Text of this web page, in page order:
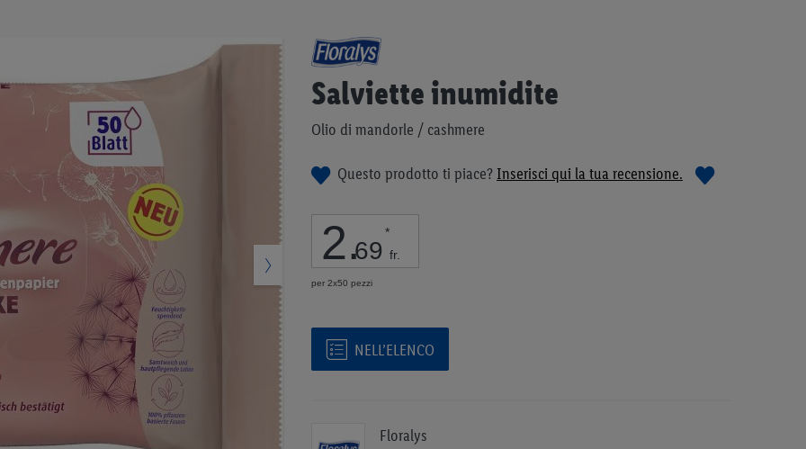
Salviette inumidite
Olio di mandorle / cashmere
Questo prodotto ti piace?Inserisci qui la tua recensione.
2.69
*
fr.
per 2x50 pezzi
NELL’ELENCO
Floralys
Vai
all'inizio
galleria
immagini